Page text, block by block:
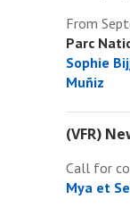
From
Parc
Sophie
Muñiz
(VFR)
Call for
Mya et